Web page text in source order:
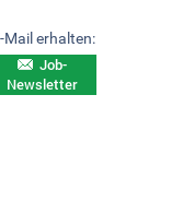
Mail erhalten:
Job-
Newsletter